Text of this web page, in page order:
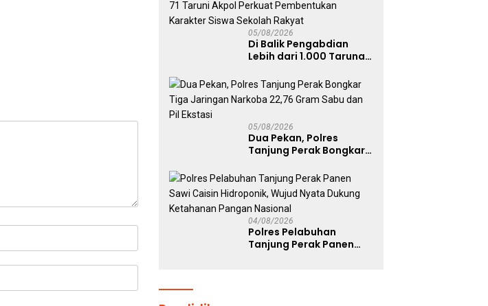
05/08/2026
Di Balik Pengabdian
Lebih dari 1.000 Taruna,
Pembentukan Karakter
Siswa Sekolah Rakyat
05/08/2026
Dua Pekan, Polres
Tanjung Perak Bongkar
22,76 Gram Sabu dan Pil
Ekstasi
04/08/2026
Polres Pelabuhan
Tanjung Perak Panen